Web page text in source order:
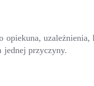
jednej przyczyny.